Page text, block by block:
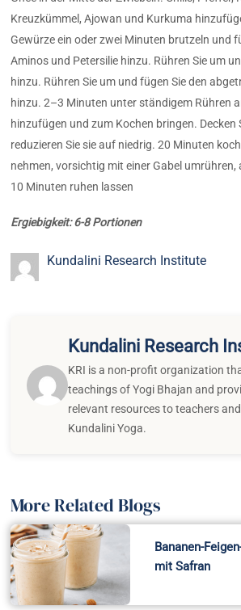
Kreuzkümmel, Ajowan und Kurkuma
Gewürze ein oder zwei Minuten brutzeln und
Aminos und Petersilie hinzu. Rühren Sie um
hinzu. Rühren Sie um und fügen Sie den
hinzu. 2–3 Minuten unter ständigem Rühren
hinzufügen und zum Kochen bringen. Decken
reduzieren Sie sie auf niedrig. 20 Minuten
nehmen, vorsichtig mit einer Gabel umrühren,
10 Minuten ruhen lassen
Ergiebigkeit: 6-8 Portionen
Kundalini Research Institute
Kundalini Research
KRI is a non-profit organization
teachings of Yogi Bhajan and
relevant resources to teachers
Kundalini Yoga.
More Related Blogs
Bananen-
mit Safran